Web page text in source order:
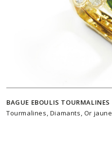
BAGUE EBOULIS TOURMALINES
Tourmalines, Diamants, Or jaune